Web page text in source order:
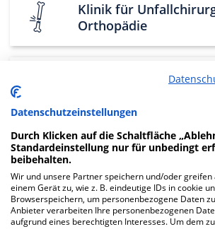
Klinik für
Orthopädie
Klinik für
Weitere
Mehr Informationen
Datenschutzeinstellungen
Durch Klicken auf die Schaltfläche
Standardeinstellung nur für unbedingt
beibehalten.
Wir und unsere Partner speichern und/oder
einem Gerät zu, wie z. B. eindeutige IDs in cookie
Browserspeichern, um personenbezogene Daten
Anbieter verarbeiten Ihre personenbezogenen
aufgrund eines berechtigten Interesses. Um dem